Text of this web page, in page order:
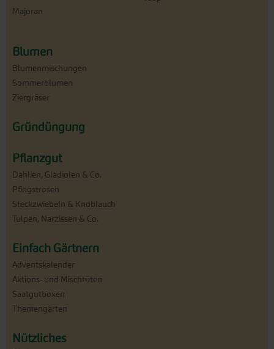
Majoran
Blumen
Blumenmischungen
Sommerblumen
Ziergräser
Gründüngung
Pflanzgut
Dahlien, Gladiolen & Co.
Pfingstrosen
Steckzwiebeln & Knoblauch
Tulpen, Narzissen & Co.
Einfach Gärtnern
Adventskalender
Aktions- und Mischtüten
Saatgutboxen
Themengärten
Nützliches